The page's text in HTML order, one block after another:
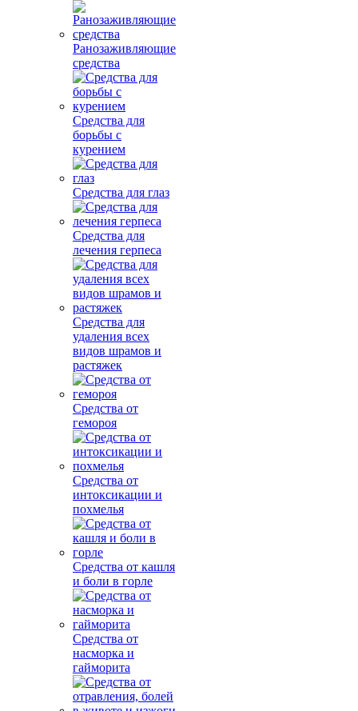
Ранозаживляющие
средства
Средства для
борьбы с
курением
Средства для глаз
Средства для
лечения герпеса
Средства для
удаления всех
видов шрамов и
растяжек
Средства от
гемороя
Средства от
интоксикации и
похмелья
Средства от кашля
и боли в горле
Средства от
насморка и
гайморита